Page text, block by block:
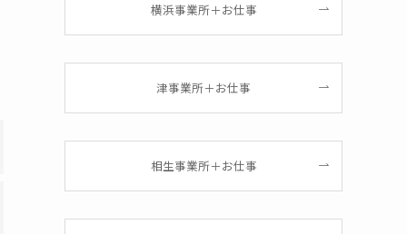
横浜事業所＋お仕事
津事業所＋お仕事
相生事業所＋お仕事